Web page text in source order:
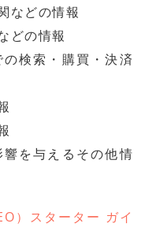
などの情報
どの情報
検索・購買・決済
を与えるその他情
）スターター ガイ